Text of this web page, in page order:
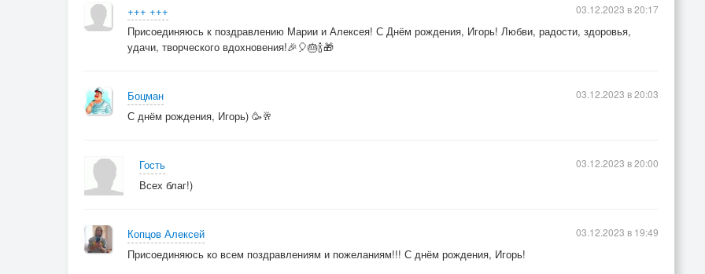
+++ +++
Присоединяюсь к поздравлению Марии и Алексея! С Днём рождения, Игорь! Любви, радости, здоровья,
удачи, творческого вдохновения!🎉🎈🎂🍾🎁
03.12.2023 в 20:17
Боцман
С днём рождения, Игорь) 🥳🥂
03.12.2023 в 20:03
Гость
Всех благ!)
03.12.2023 в 20:00
Копцов Алексей
Присоединяюсь ко всем поздравлениям и пожеланиям!!! С днём рождения, Игорь!
03.12.2023 в 19:49